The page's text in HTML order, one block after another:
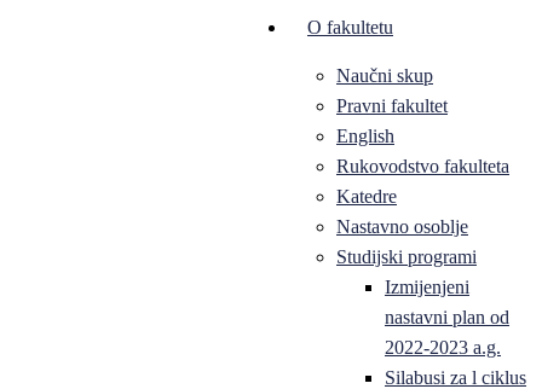
O fakultetu
Naučni skup
Pravni fakultet
English
Rukovodstvo fakulteta
Katedre
Nastavno osoblje
Studijski programi
Izmijenjeni
nastavni plan od
2022-2023 a.g.
Silabusi za l ciklus